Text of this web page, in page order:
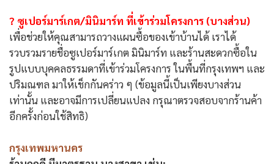
? ซูเปอร์มาร์เกต/มินิมาร์ท ที่เข้าร่วมโครงการ (บางส่วน)
เพื่อช่วยให้คุณสามารถวางแผนซื้อของเข้าบ้านได้ เราได้
รวบรวมรายชื่อซูเปอร์มาร์เกต มินิมาร์ท และร้านสะดวกซื้อใน
รูปแบบบุคคลธรรมดาที่เข้าร่วมโครงการ ในพื้นที่กรุงเทพฯ และ
ปริมณฑล มาให้เช็กกันคร่าว ๆ (ข้อมูลนี้เป็นเพียงบางส่วน
เท่านั้น และอาจมีการเปลี่ยนแปลง กรุณาตรวจสอบจากร้านค้า
อีกครั้งก่อนใช้สิทธิ)
กรุงเทพมหานคร